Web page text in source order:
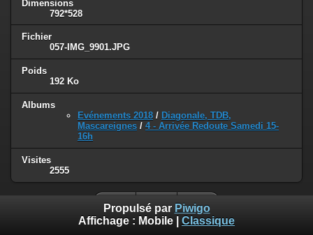
Dimensions
792*528
Fichier
057-IMG_9901.JPG
Poids
192 Ko
Albums
Evénements 2018 / Diagonale, TDB,
Mascareignes / 4 - Arrivée Redoute Samedi 15-
16h
Visites
2555
Propulsé par Piwigo
Affichage : Mobile Classique